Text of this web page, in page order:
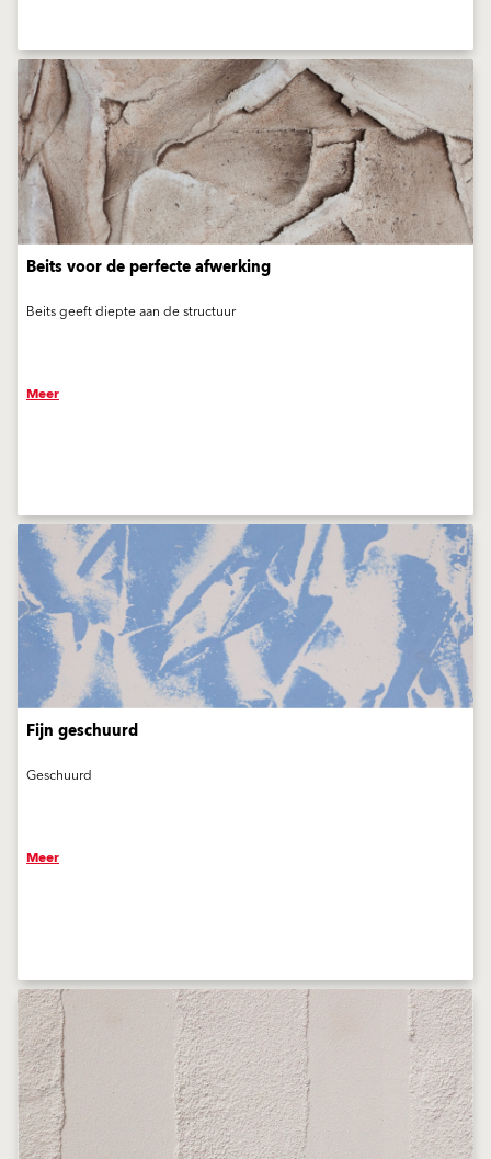
Beits voor de perfecte afwerking
Beits geeft diepte aan de structuur
Meer
Fijn geschuurd
Geschuurd
Meer